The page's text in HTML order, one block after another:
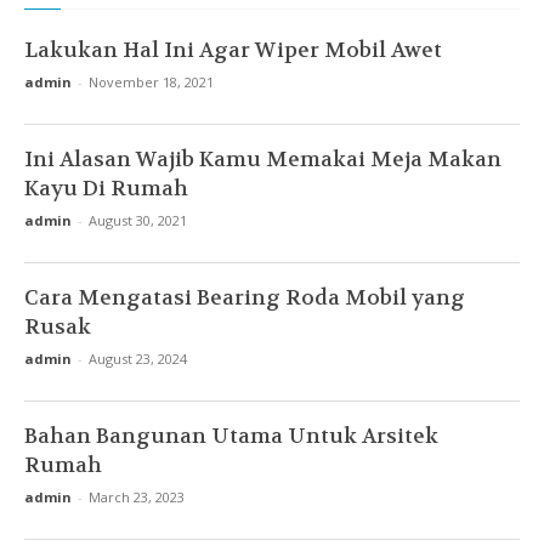
Lakukan Hal Ini Agar Wiper Mobil Awet
admin - November 18, 2021
Ini Alasan Wajib Kamu Memakai Meja Makan
Kayu Di Rumah
admin - August 30, 2021
Cara Mengatasi Bearing Roda Mobil yang
Rusak
admin - August 23, 2024
Bahan Bangunan Utama Untuk Arsitek
Rumah
admin - March 23, 2023